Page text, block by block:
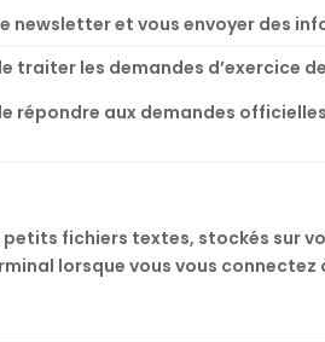
newsletter et vous envoyer des
traiter les demandes d’exercice
répondre aux demandes
petits fichiers textes, stockés sur
lorsque vous vous connectez